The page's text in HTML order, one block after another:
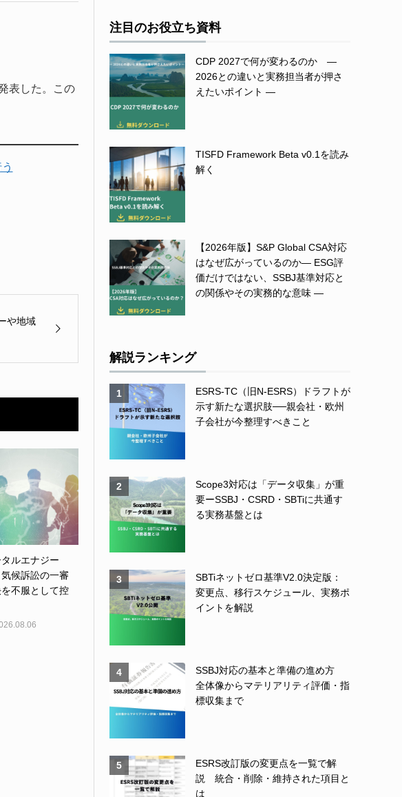
表した。この
や地域
タルエナジー
候訴訟の一審
不服として控
注目のお役立ち資料
CDP 2027で何が変わるのか ―
2026との違いと実務担当者が押さ
えたいポイント ―
TISFD Framework Beta v0.1を読み
解く
【2026年版】S&P Global CSA対応
はなぜ広がっているのか― ESG評
価だけではない、SSBJ基準対応と
の関係やその実務的な意味 ―
解説ランキング
1
ESRS-TC（旧N-ESRS）ドラフトが
示す新たな選択肢──親会社・欧州
子会社が今整理すべきこと
2
Scope3対応は「データ収集」が重
要ーSSBJ・CSRD・SBTiに共通す
る実務基盤とは
3
SBTiネットゼロ基準V2.0決定版：
変更点、移行スケジュール、実務ポ
イントを解説
4
SSBJ対応の基本と準備の進め方
全体像からマテリアリティ評価・指
標収集まで
5
ESRS改訂版の変更点を一覧で解
説 統合・削除・維持された項目と
は